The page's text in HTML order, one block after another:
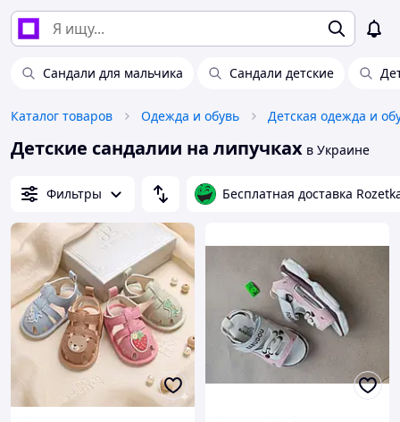
Сандали для мальчика Сандали детские
Каталог товаров Одежда и обувь Детская одежда и
Детские сандалии на липучках в Украине
Фильтры Бесплатная доставка